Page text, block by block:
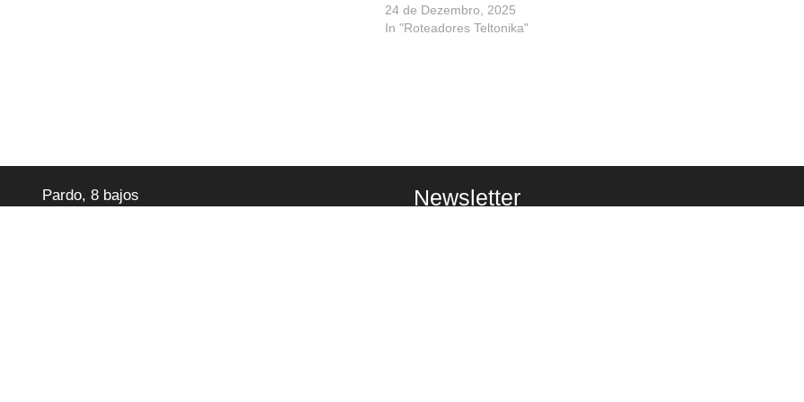
24 de Dezembro, 2025
In "Roteadores Teltonika"
Pardo, 8 bajos Newsletter